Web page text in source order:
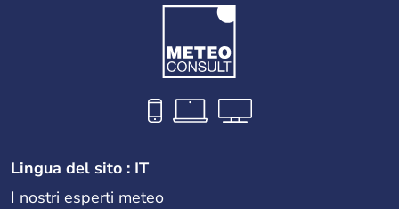
Lingua del sito : IT
I nostri esperti meteo